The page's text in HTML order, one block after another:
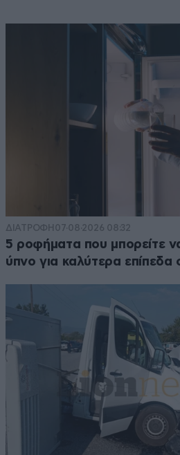
ΔΙΑΤΡΟΦΗ 07·08·2026 08:32
5 ροφήματα που μπορείτε
ύπνο για καλύτερα